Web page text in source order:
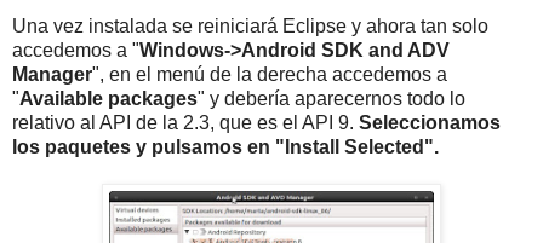
Una vez instalada se reiniciará Eclipse y ahora tan solo
accedemos a "Windows->Android SDK and ADV
Manager", en el menú de la derecha accedemos a
"Available packages" y debería aparecernos todo lo
relativo al API de la 2.3, que es el API 9. Seleccionamos
los paquetes y pulsamos en "Install Selected".